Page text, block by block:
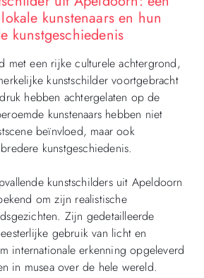
kunstenaars en hun
kunstgeschiedenis
met een rijke culturele achtergrond,
kunstschilder voortgebracht
hebben achtergelaten op de
kunstenaars hebben niet
beïnvloed, maar ook
kunstgeschiedenis.
kunstschilders uit Apeldoorn
om zijn realistische
Zijn gedetailleerde
gebruik van licht en
internationale erkenning opgeleverd
in musea over de hele wereld.